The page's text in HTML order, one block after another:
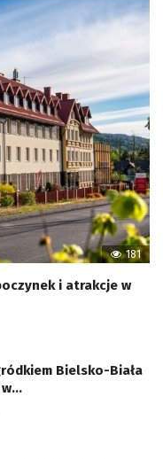
181
i atrakcje w
Bielsko-Biała
w…